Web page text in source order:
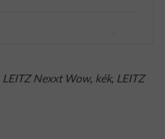
LEITZ Nexxt Wow, kék, LEITZ